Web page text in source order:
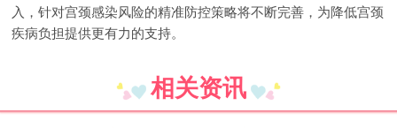
入，针对宫颈感染风险的精准防控策略将不断完善，为降低宫颈
疾病负担提供更有力的支持。
相关资讯